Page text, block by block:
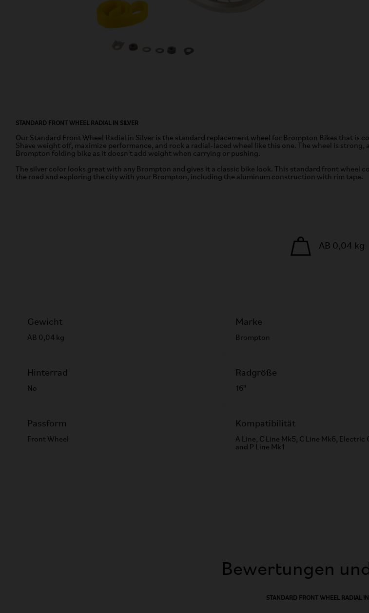
STANDARD FRONT WHEEL RADIAL IN SILVER
Our Standard Front Wheel Radial in Silver is the standard replacement wheel for Brompton Bikes that is
Shave weight off, maximize performance, and rock a radial-laced wheel like this one. The wheel is
Brompton folding bike as it doesn't add weight when carrying or pushing.
The silver color looks great with any Brompton and gives it a classic bike look. This standard front
the road and exploring the city with your Brompton, including the aluminum construction with rim tape.
AB 0,04 kg
Gewicht
AB 0,04 kg
Marke
Brompton
Hinterrad
No
Radgröße
16"
Passform
Front Wheel
Kompatibilität
A Line, C Line Mk5, C Line Mk6, Electric
and P Line Mk1
Bewertungen
STANDARD FRONT WHEEL RADIAL IN